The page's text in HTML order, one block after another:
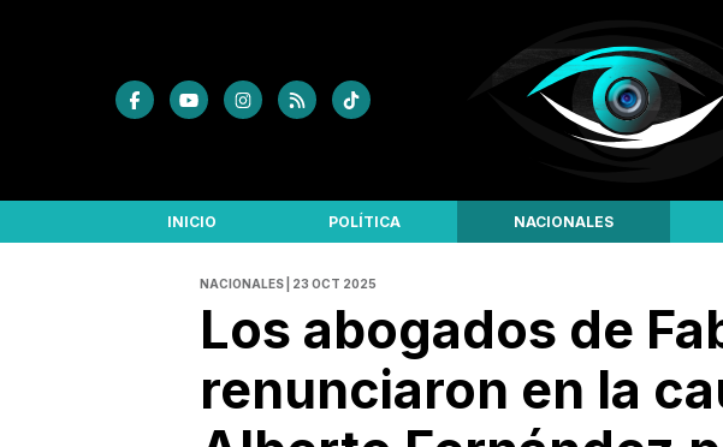
INICIO POLÍTICA NACIONALES
NACIONALES | 23 OCT 2025
Los abogados de
renunciaron en la